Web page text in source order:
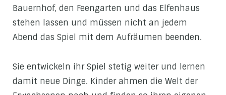
Bauernhof, den Feengarten und das Elfenhaus
stehen lassen und müssen nicht an jedem
Abend das Spiel mit dem Aufräumen beenden.
Sie entwickeln ihr Spiel stetig weiter und lernen
damit neue Dinge. Kinder ahmen die Welt der